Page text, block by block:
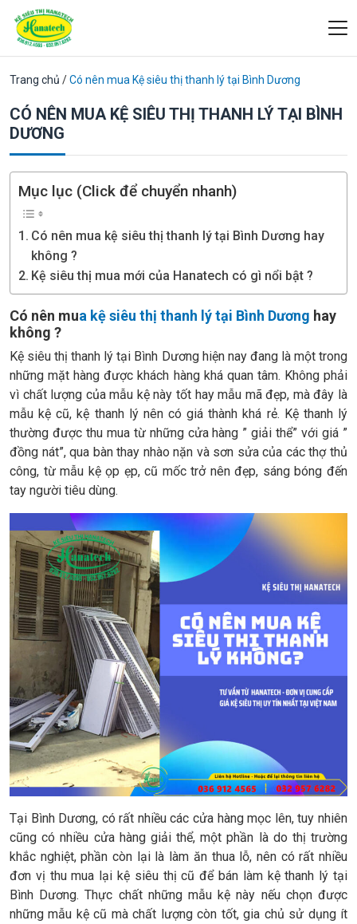
Trang chủ /Có nên mua Kệ siêu thị thanh lý tại Bình Dương
CÓ NÊN MUA KỆ SIÊU THỊ THANH LÝ TẠI BÌNH
DƯƠNG
Mục lục (Click để chuyển nhanh)
Có nên mua kệ siêu thị thanh lý tại Bình Dương hay
không ?
Kệ siêu thị mua mới của Hanatech có gì nổi bật ?
Có nên mua kệ siêu thị thanh lý tại Bình Dương hay
không ?
Kệ siêu thị thanh lý tại Bình Dương hiện nay đang là một trong
những mặt hàng được khách hàng khá quan tâm. Không phải
vì chất lượng của mẫu kệ này tốt hay mẫu mã đẹp, mà đây là
mẫu kệ cũ, kệ thanh lý nên có giá thành khá rẻ. Kệ thanh lý
thường được thu mua từ những cửa hàng ” giải thể” với giá ”
đồng nát”, qua bàn thay nhào nặn và sơn sửa của các thợ thủ
công, từ mẫu kệ ọp ẹp, cũ mốc trở nên đẹp, sáng bóng đến
tay người tiêu dùng.
Tại Bình Dương, có rất nhiều các cửa hàng mọc lên, tuy nhiên
cũng có nhiều cửa hàng giải thể, một phần là do thị trường
khắc nghiệt, phần còn lại là làm ăn thua lỗ, nên có rất nhiều
đơn vị thu mua lại kệ siêu thị cũ để bán làm kệ thanh lý tại
Bình Dương. Thực chất những mẫu kệ này nếu chọn được
những mẫu kệ cũ mà chất lượng còn tốt, gia chủ sử dụng ít